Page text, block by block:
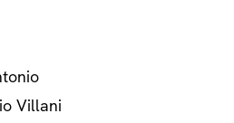
Villani